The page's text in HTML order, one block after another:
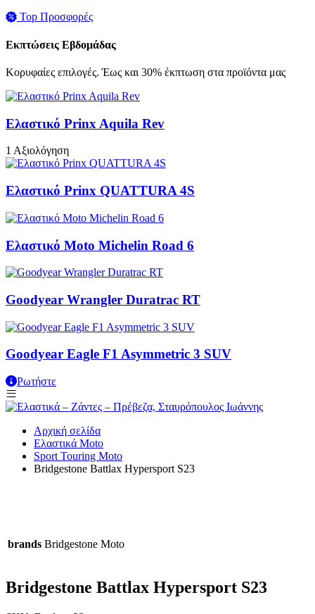
Top Προσφορές
Εκπτώσεις Εβδομάδας
Κορυφαίες επιλογές. Έως και 30% έκπτωση στα προϊόντα μας
Ελαστικό Prinx Aquila Rev
1 Αξιολόγηση
Ελαστικό Prinx QUATTURA 4S
Ελαστικό Moto Michelin Road 6
Goodyear Wrangler Duratrac RT
Goodyear Eagle F1 Asymmetric 3 SUV
Ρωτήστε
Αρχική σελίδα
Ελαστικά Moto
Sport Touring Moto
Bridgestone Battlax Hypersport S23
brands Bridgestone Moto
Bridgestone Battlax Hypersport S23